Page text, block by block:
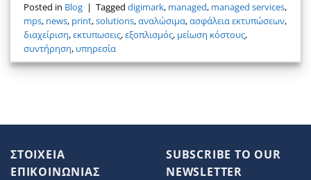
Posted in Blog | Taggeddigimark, managed, managed services,
mps, news, print,solutions,αναλώσιμα,ασφάλεια εκτυπώσεων,
διαχείριση,εκτυπωσεις,εξοπλισμός, μείωση κόστους,
συντήρηση, υπηρεσία
ΣΤΟΙΧΕΙΑ
ΕΠΙΚΟΙΝΩΝΙΑΣ
SUBSCRIBE TO OUR
NEWSLETTER